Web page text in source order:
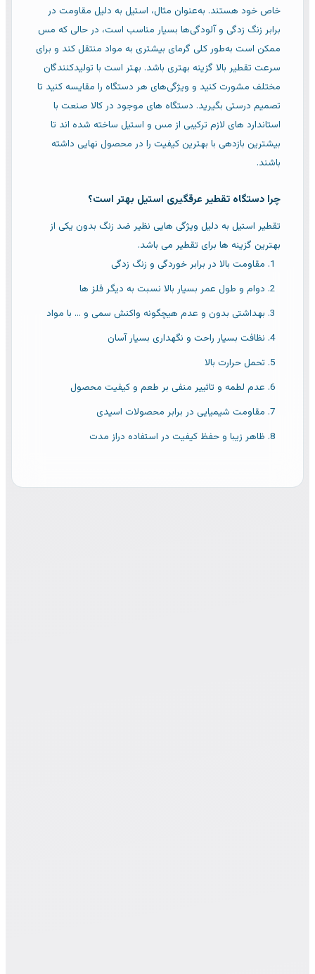
خاص خود هستند. به‌عنوان مثال، استیل به دلیل مقاومت در
برابر زنگ زدگی و آلودگی‌ها بسیار مناسب است، در حالی که مس
ممکن است به‌طور کلی گرمای بیشتری به مواد منتقل کند و برای
سرعت تقطیر بالا گزینه بهتری باشد. بهتر است با تولیدکنندگان
مختلف مشورت کنید و ویژگی‌های هر دستگاه را مقایسه کنید تا
تصمیم درستی بگیرید. دستگاه های موجود در کالا صنعت با
استاندارد های لازم ترکیبی از مس و استیل ساخته شده اند تا
بیشترین بازدهی با بهترین کیفیت را در محصول نهایی داشته
باشند.
چرا دستگاه تقطیر عرقگیری استیل بهتر است؟
تقطیر استیل به دلیل ویژگی هایی نظیر ضد زنگ بدون یکی از
بهترین گزینه ها برای تقطیر می باشد.
مقاومت بالا در برابر خوردگی و زنگ زدگی
دوام و طول عمر بسیار بالا نسبت به دیگر فلز ها
بهداشتی بدون و عدم هیچگونه واکنش سمی و ... با مواد
نظافت بسیار راحت و نگهداری بسیار آسان
تحمل حرارت بالا
عدم لطمه و تاثییر منفی بر طعم و کیفیت محصول
مقاومت شیمیایی در برابر محصولات اسیدی
ظاهر زیبا و حفظ کیفیت در استفاده دراز مدت